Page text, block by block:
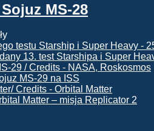
MS-28
13. test Starshipa i Super
MS-29 na ISS
Matter – misja Replicator 2